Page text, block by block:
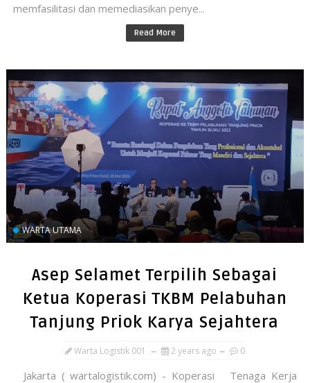
memfasilitasi dan memediasikan penye...
Read More
WARTA UTAMA
Asep Selamet Terpilih Sebagai
Ketua Koperasi TKBM Pelabuhan
Tanjung Priok Karya Sejahtera
Warta Logistik 001 2 years ago 0
Jakarta ( wartalogistik.com) - Koperasi Tenaga Kerja